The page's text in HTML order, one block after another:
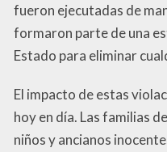
fueron ejecutadas de
formaron parte de una
Estado para eliminar
El impacto de estas
hoy en día. Las familias
niños y ancianos